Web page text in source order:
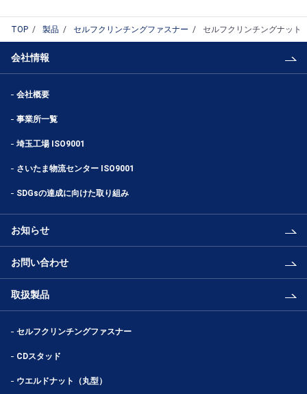
TOP 製品 セルフクリンチングファスナー セルフクリンチングナット
会社情報
会社概要
事業所一覧
埼玉工場 ISO9001
さいたま物流センター ISO9001
SDGsの達成に向けた取り組み
お知らせ
お問い合わせ
取扱製品
セルフクリンチングファスナー
CDスタッド
ウエルドナット（丸型）